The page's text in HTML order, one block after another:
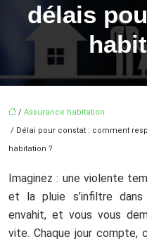
délais
/ Assurance habitation
/ Délai pour constat : comment
habitation ?
Imaginez : une violente
et la pluie s’infiltre
envahit, et vous vous
vite. Chaque jour compte,